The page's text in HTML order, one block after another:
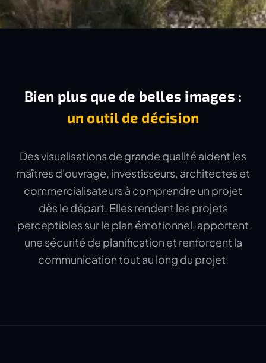
Bien plus que de belles images :
un outil de décision
Des visualisations de grande qualité aident les
maîtres d'ouvrage, investisseurs, architectes et
commercialisateurs à comprendre un projet
dès le départ. Elles rendent les projets
perceptibles sur le plan émotionnel, apportent
une sécurité de planification et renforcent la
communication tout au long du projet.